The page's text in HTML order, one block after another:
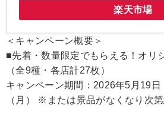
楽天市場
＜キャンペーン概要＞
■先着・数量限定でもらえる！オリ
（全9種・各店計27枚）
キャンペーン期間：2026年5月19日
（月） ※または景品がなくなり次